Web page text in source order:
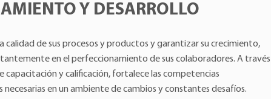
Y DESARROLLO
calidad de sus procesos y productos y garantizar su crecimiento,
en el perfeccionamiento de sus colaboradores. A través
capacitación y calificación, fortalece las competencias
necesarias en un ambiente de cambios y constantes desafíos.